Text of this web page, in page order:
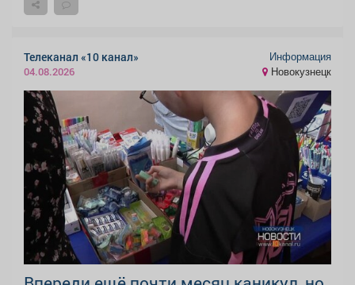
Телеканал «10 канал»
04.08.2026
Информация
Новокузнецк